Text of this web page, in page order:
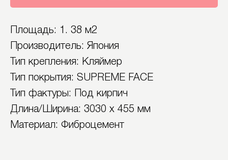
Площадь: 1. 38 м2
Производитель: Япония
Тип крепления: Кляймер
Тип покрытия: SUPREME FACE
Тип фактуры: Под кирпич
Длина/Ширина: 3030 х 455 мм
Материал: Фиброцемент